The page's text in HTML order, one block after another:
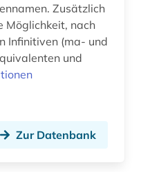
Zusätzlich
Möglichkeit, nach
Infinitiven (ma- und
und
Zur Datenbank